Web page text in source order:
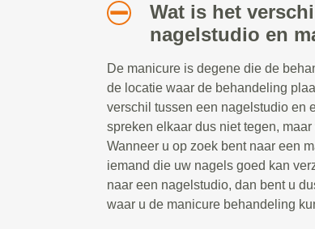
Wat is het
nagelstudio en
De manicure is degene die de
de locatie waar de behandeling
verschil tussen een nagelstudio en
spreken elkaar dus niet tegen,
Wanneer u op zoek bent naar een
iemand die uw nagels goed kan
naar een nagelstudio, dan bent u
waar u de manicure behandeling